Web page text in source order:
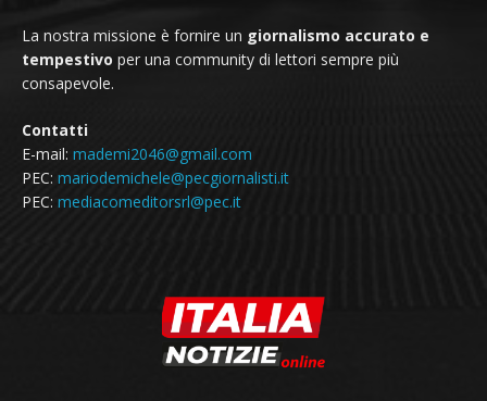
La nostra missione è fornire un giornalismo accurato e
tempestivo per una community di lettori sempre più
consapevole.
Contatti
E-mail: mademi2046@gmail.com
PEC: mariodemichele@pecgiornalisti.it
PEC: mediacomeditorsrl@pec.it